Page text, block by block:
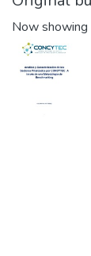
Now showing